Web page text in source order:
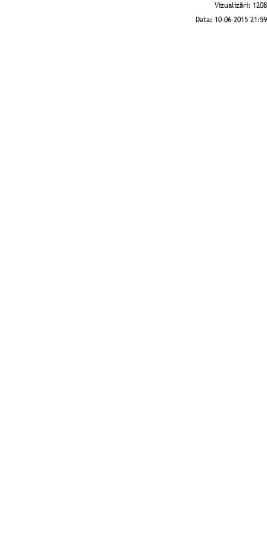
Vizualizări: 1208
Data: 10-06-2015 21:59